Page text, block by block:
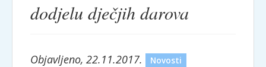
dodjelu dječjih darova
Objavljeno, 22.11.2017. Novosti